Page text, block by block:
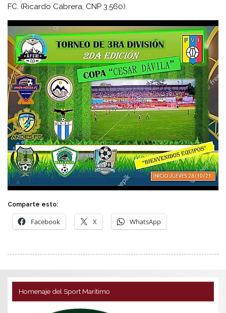
FC. (Ricardo Cabrera, CNP 3.560).
Comparte esto:
Facebook X WhatsApp
Homenaje del Sport Marítimo